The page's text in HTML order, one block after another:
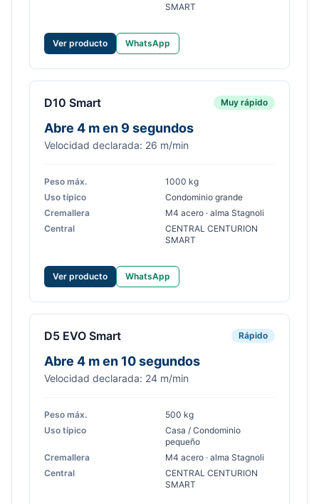
SMART
Ver producto WhatsApp
D10 Smart Muy rápido
Abre 4 m en 9 segundos
Velocidad declarada: 26 m/min
Peso máx.
1000 kg
Uso típico
Condominio grande
Cremallera
M4 acero · alma Stagnoli
Central
CENTRAL CENTURION
SMART
Ver producto WhatsApp
D5 EVO Smart Rápido
Abre 4 m en 10 segundos
Velocidad declarada: 24 m/min
Peso máx.
500 kg
Uso típico
Casa / Condominio
pequeño
Cremallera
M4 acero · alma Stagnoli
Central
CENTRAL CENTURION
SMART